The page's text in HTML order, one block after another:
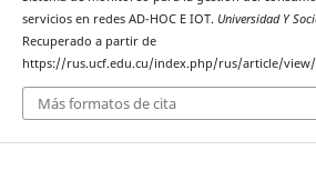
servicios en redes AD-HOC E IOT. Universidad Y
Recuperado a partir de
https://rus.ucf.edu.cu/index.php/rus/article/view/
Más formatos de cita